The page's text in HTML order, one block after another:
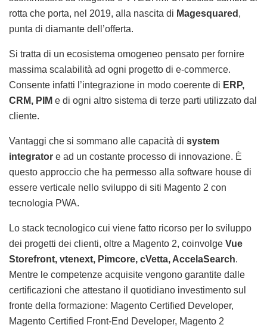
rotta che porta, nel 2019, alla nascita di Magesquared ,
punta di diamante dell’offerta.
Si tratta di un ecosistema omogeneo pensato per fornire
massima scalabilità ad ogni progetto di e-commerce.
Consente infatti l’integrazione in modo coerente di ERP,
CRM, PIM e di ogni altro sistema di terze parti utilizzato dal
cliente.
Vantaggi che si sommano alle capacità di system
integrator e ad un costante processo di innovazione. È
questo approccio che ha permesso alla software house di
essere verticale nello sviluppo di siti Magento 2 con
tecnologia PWA.
Lo stack tecnologico cui viene fatto ricorso per lo sviluppo
dei progetti dei clienti, oltre a Magento 2, coinvolge Vue
Storefront, vtenext, Pimcore, cVetta, AccelaSearch.
Mentre le competenze acquisite vengono garantite dalle
certificazioni che attestano il quotidiano investimento sul
fronte della formazione: Magento Certified Developer,
Magento Certified Front-End Developer, Magento 2